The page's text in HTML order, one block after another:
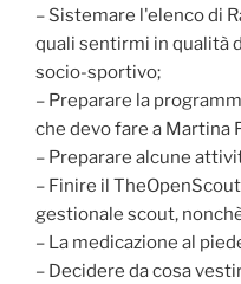
– Sistemare l'elenco di
quali sentirmi in qualità
socio-sportivo;
– Preparare la
che devo fare a Martina
– Preparare alcune
– Finire il
gestionale scout,
– La medicazione al
– Decidere da cosa